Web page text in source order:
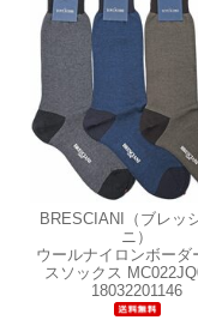
BRESCIANI（ブレッ
ニ）
ウールナイロンボーダ
スソックス
18032201146